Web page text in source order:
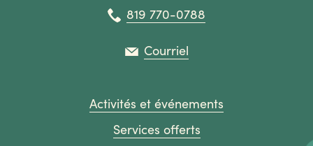
819 770-0788
Courriel
Activités et événements
Services offerts